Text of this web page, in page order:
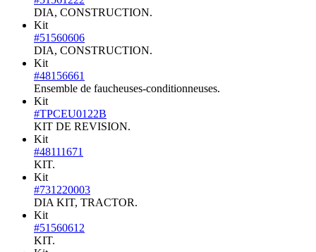
DIA, CONSTRUCTION.
Kit
#51560606
DIA, CONSTRUCTION.
Kit
#48156661
Ensemble de faucheuses-conditionneuses.
Kit
#TPCEU0122B
KIT DE REVISION.
Kit
#48111671
KIT.
Kit
#731220003
DIA KIT, TRACTOR.
Kit
#51560612
KIT.